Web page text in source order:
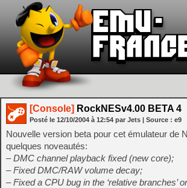
[Console] RockNESv4.00 BETA 4
Posté le 12/10/2004 à 12:54 par Jets | Source : e9
Nouvelle version beta pour cet émulateur de
quelques noveautés:
– DMC channel playback fixed (new core);
– Fixed DMC/RAW volume decay;
– Fixed a CPU bug in the ‘relative branches’